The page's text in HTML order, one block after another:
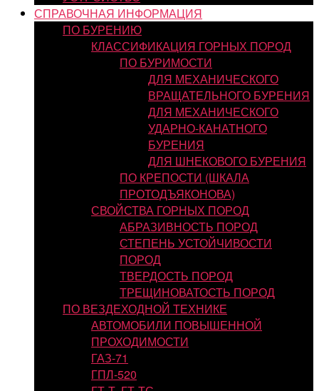
СПРАВОЧНАЯ ИНФОРМАЦИЯ
ПО БУРЕНИЮ
КЛАССИФИКАЦИЯ ГОРНЫХ ПОРОД
ПО БУРИМОСТИ
ДЛЯ МЕХАНИЧЕСКОГО
ВРАЩАТЕЛЬНОГО БУРЕНИЯ
ДЛЯ МЕХАНИЧЕСКОГО
УДАРНО-КАНАТНОГО
БУРЕНИЯ
ДЛЯ ШНЕКОВОГО БУРЕНИЯ
ПО КРЕПОСТИ (ШКАЛА
ПРОТОДЪЯКОНОВА)
СВОЙСТВА ГОРНЫХ ПОРОД
АБРАЗИВНОСТЬ ПОРОД
СТЕПЕНЬ УСТОЙЧИВОСТИ
ПОРОД
ТВЕРДОСТЬ ПОРОД
ТРЕЩИНОВАТОСТЬ ПОРОД
ПО ВЕЗДЕХОДНОЙ ТЕХНИКЕ
АВТОМОБИЛИ ПОВЫШЕННОЙ
ПРОХОДИМОСТИ
ГАЗ-71
ГПЛ-520